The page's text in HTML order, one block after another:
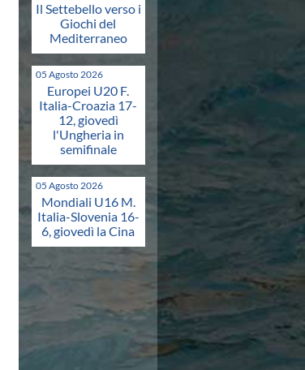
Il Settebello verso i
Giochi del
Mediterraneo
05 Agosto 2026
Europei U20 F.
Italia-Croazia 17-
12, giovedì
l'Ungheria in
semifinale
05 Agosto 2026
Mondiali U16 M.
Italia-Slovenia 16-
6, giovedì la Cina